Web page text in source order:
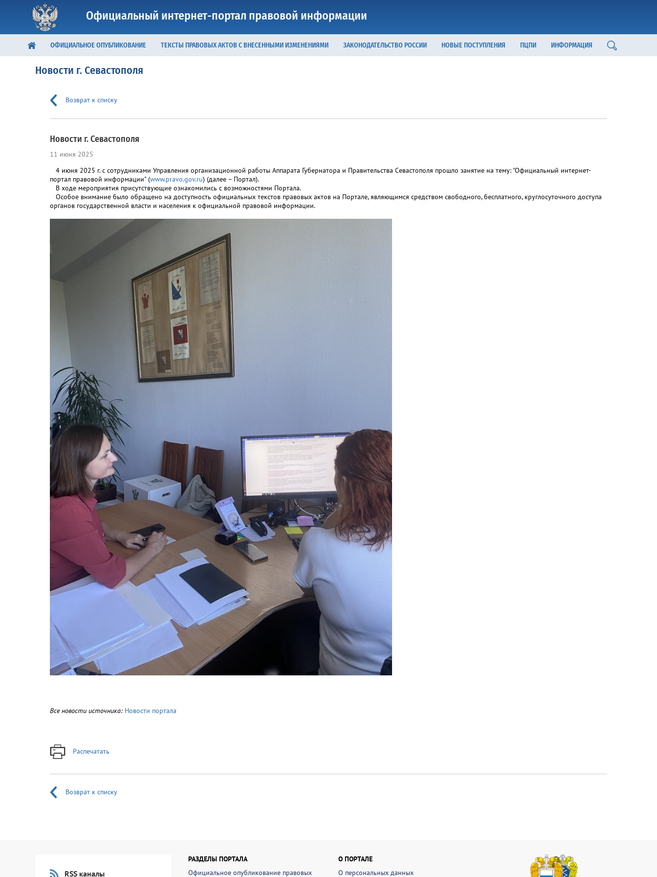
Официальный интернет-портал правовой информации
ОФИЦИАЛЬНОЕ ОПУБЛИКОВАНИЕ ТЕКСТЫ ПРАВОВЫХ АКТОВ С ВНЕСЕННЫМИ ИЗМЕНЕНИЯМИ ЗАКОНОДАТЕЛЬСТВО РОССИИ НОВЫЕ ПОСТУПЛЕНИЯ ПЦПИ ИНФОРМАЦИЯ
Новости г. Севастополя
Возврат к списку
Новости г. Севастополя
11 июня 2025
4 июня 2025 г. с сотрудниками Управления организационной работы Аппарата Губернатора и Правительства Севастополя прошло занятие на тему: "Официальный интернет-
портал правовой информации" (www.pravo.gov.ru) (далее – Портал).
В ходе мероприятия присутствующие ознакомились с возможностями Портала.
Особое внимание было обращено на доступность официальных текстов правовых актов на Портале, являющимся средством свободного, бесплатного, круглосуточного доступа
органов государственной власти и населения к официальной правовой информации.
Все новости источника: Новости портала
Распечатать
Возврат к списку
RSS каналы
РАЗДЕЛЫ ПОРТАЛА
Официальное опубликование правовых
О ПОРТАЛЕ
О персональных данных